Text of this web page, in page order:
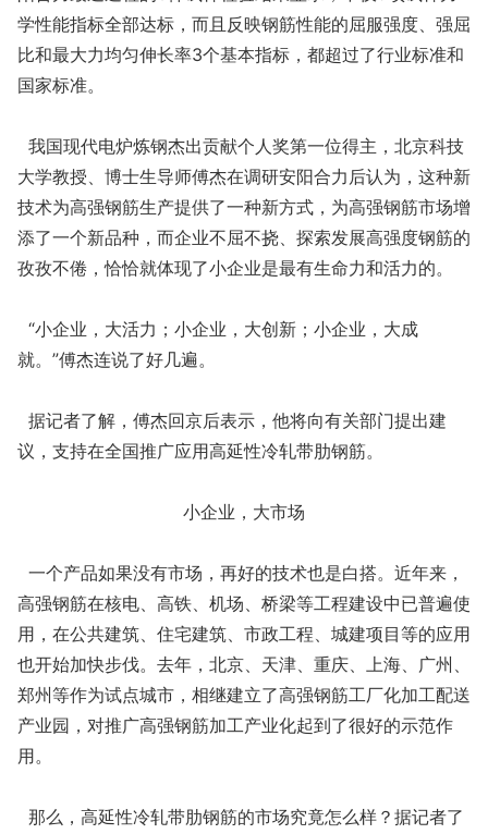
学性能指标全部达标，而且反映钢筋性能的屈服强度、强屈
比和最大力均匀伸长率3个基本指标，都超过了行业标准和
国家标准。
我国现代电炉炼钢杰出贡献个人奖第一位得主，北京科技
大学教授、博士生导师傅杰在调研安阳合力后认为，这种新
技术为高强钢筋生产提供了一种新方式，为高强钢筋市场增
添了一个新品种，而企业不屈不挠、探索发展高强度钢筋的
孜孜不倦，恰恰就体现了小企业是最有生命力和活力的。
“小企业，大活力；小企业，大创新；小企业，大成
就。”傅杰连说了好几遍。
据记者了解，傅杰回京后表示，他将向有关部门提出建
议，支持在全国推广应用高延性冷轧带肋钢筋。
小企业，大市场
一个产品如果没有市场，再好的技术也是白搭。近年来，
高强钢筋在核电、高铁、机场、桥梁等工程建设中已普遍使
用，在公共建筑、住宅建筑、市政工程、城建项目等的应用
也开始加快步伐。去年，北京、天津、重庆、上海、广州、
郑州等作为试点城市，相继建立了高强钢筋工厂化加工配送
产业园，对推广高强钢筋加工产业化起到了很好的示范作
用。
那么，高延性冷轧带肋钢筋的市场究竟怎么样？据记者了